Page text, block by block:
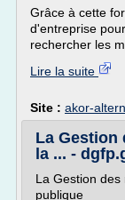
Grâce à cette
d'entreprise
rechercher les
Lire la suite
Site : akor-
La Gestion
la ... -
La Gestion
publique